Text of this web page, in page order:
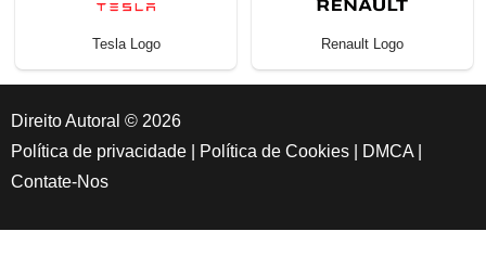
Tesla Logo Renault Logo
Direito Autoral © 2026
Política de privacidade
Política de Cookies DMCA
Contate-Nos